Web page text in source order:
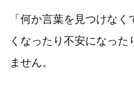
「何か言葉を見つけな
くなったり不安になっ
ません。